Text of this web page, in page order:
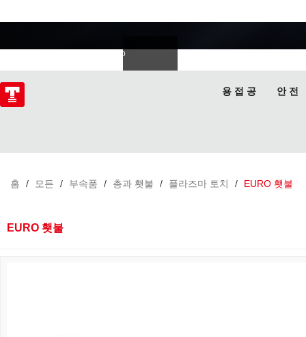
Italiano
용 접 공 안 전
홈 / 모든 / 부속품 / 총과 횃불 / 플라즈마 토치 / EURO 횃불
EURO 횃불